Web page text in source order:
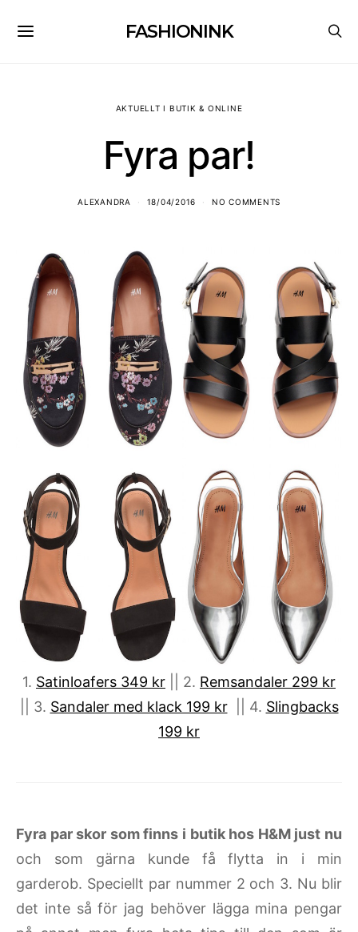
FASHIONINK
AKTUELLT I BUTIK & ONLINE
Fyra par!
ALEXANDRA 18/04/2016 NO COMMENTS
1. Satinloafers 349 kr || 2. Remsandaler 299 kr
|| 3. Sandaler med klack 199 kr|| 4. Slingbacks
199 kr
Fyra par skor som finns i butik hos H&M just nu
och som gärna kunde få flytta in i min
garderob. Speciellt par nummer 2 och 3. Nu blir
det inte så för jag behöver lägga mina pengar